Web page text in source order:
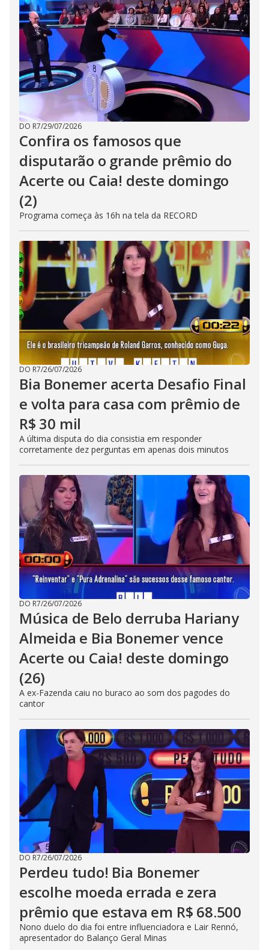
DO R7/29/07/2026
Confira os famosos que
disputarão o grande prêmio do
Acerte ou Caia! deste domingo
(2)
Programa começa às 16h na tela da RECORD
DO R7/26/07/2026
Bia Bonemer acerta Desafio Final
e volta para casa com prêmio de
R$ 30 mil
A última disputa do dia consistia em responder
corretamente dez perguntas em apenas dois minutos
DO R7/26/07/2026
Música de Belo derruba Hariany
Almeida e Bia Bonemer vence
Acerte ou Caia! deste domingo
(26)
A ex-Fazenda caiu no buraco ao som dos pagodes do
cantor
DO R7/26/07/2026
Perdeu tudo! Bia Bonemer
escolhe moeda errada e zera
prêmio que estava em R$ 68.500
Nono duelo do dia foi entre influenciadora e Lair Rennó,
apresentador do Balanço Geral Minas